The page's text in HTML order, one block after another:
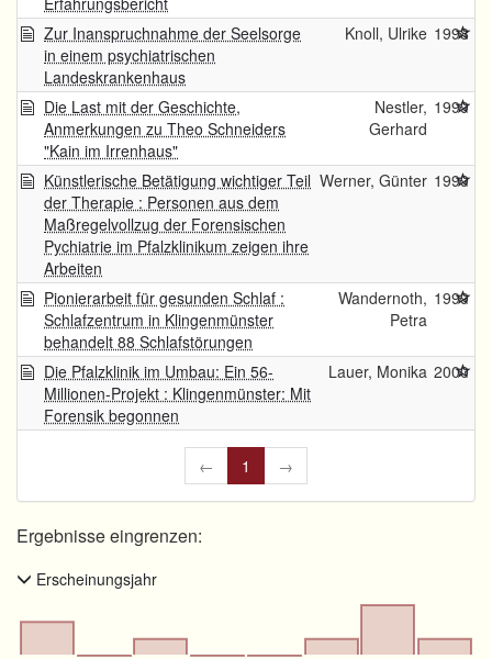
Zur Inanspruchnahme der Seelsorge
in einem psychiatrischen
Landeskrankenhaus
Knoll, Ulrike 1998
Die Last mit der Geschichte,
Anmerkungen zu Theo Schneiders
"Kain im Irrenhaus"
Nestler,
Gerhard
1999
Künstlerische Betätigung wichtiger Teil
der Therapie : Personen aus dem
Maßregelvollzug der Forensischen
Pychiatrie im Pfalzklinikum zeigen ihre
Arbeiten
Werner, Günter 1999
Pionierarbeit für gesunden Schlaf :
Schlafzentrum in Klingenmünster
behandelt 88 Schlafstörungen
Wandernoth,
Petra
1999
Die Pfalzklinik im Umbau: Ein 56-
Millionen-Projekt : Klingenmünster: Mit
Forensik begonnen
Lauer, Monika 2000
← 1 →
Ergebnisse eingrenzen:
Erscheinungsjahr